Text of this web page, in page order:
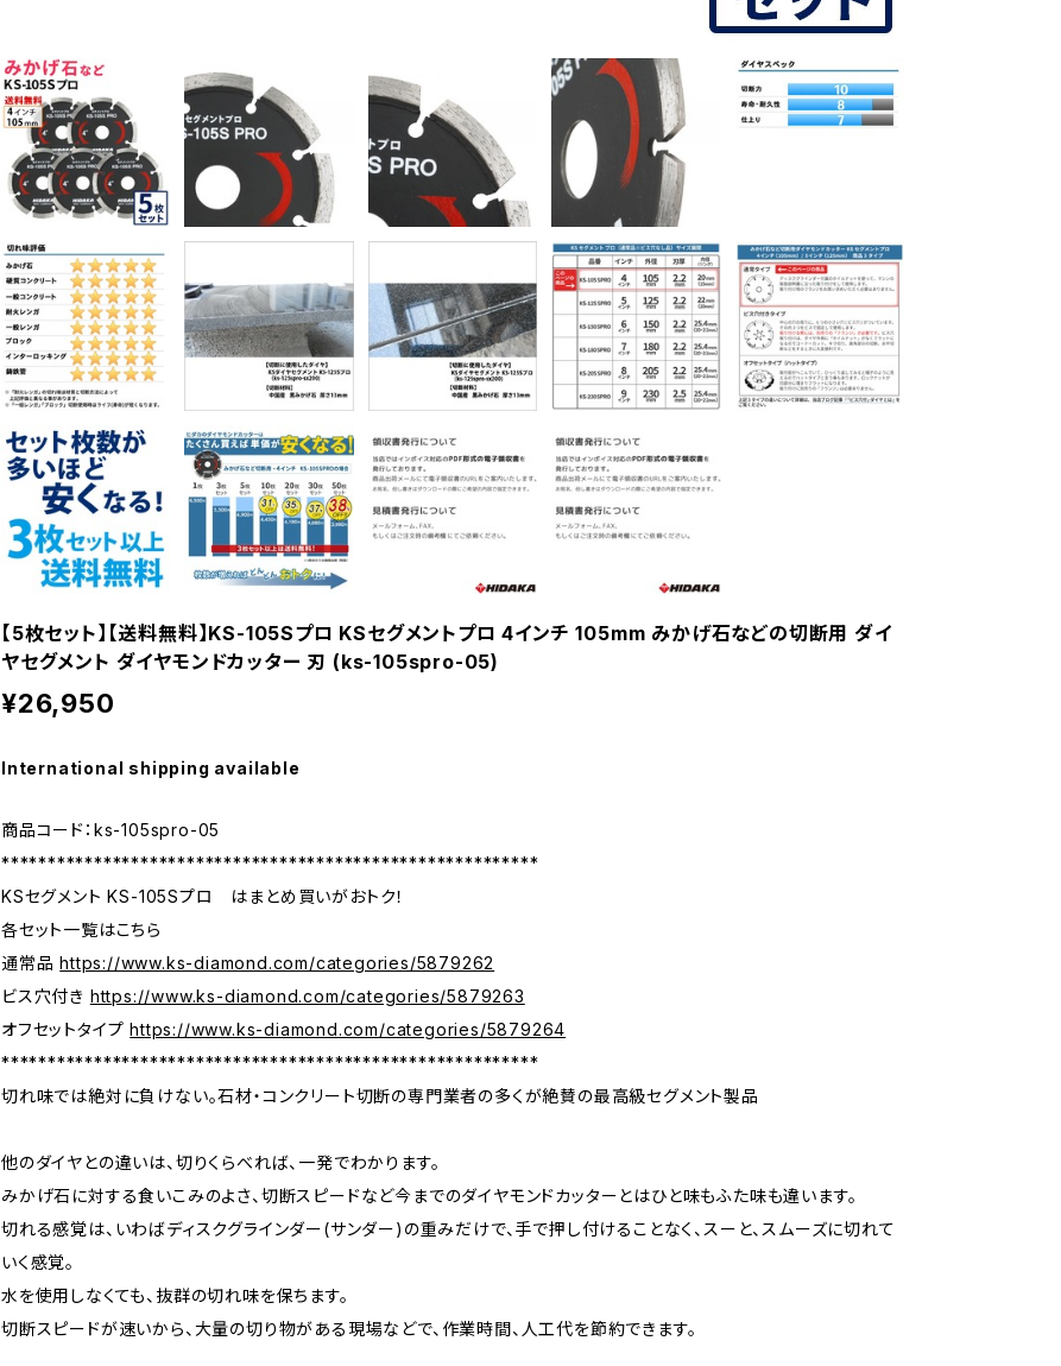
【5枚セット】【送料無料】KS-105Sプロ KSセグメントプロ 4インチ 105mm みかげ石などの切断用 ダイ
ヤセグメント ダイヤモンドカッター 刃 (ks-105spro-05)
¥26,950
International shipping available
商品コード：ks-105spro-05
**********************************************************
KSセグメント KS-105Sプロ はまとめ買いがおトク！
各セット一覧はこちら
通常品https://www.ks-diamond.com/categories/5879262
ビス穴付き https://www.ks-diamond.com/categories/5879263
オフセットタイプhttps://www.ks-diamond.com/categories/5879264
**********************************************************
切れ味では絶対に負けない。石材・コンクリート切断の専門業者の多くが絶賛の最高級セグメント製品
他のダイヤとの違いは、切りくらべれば、一発でわかります。
みかげ石に対する食いこみのよさ、切断スピードなど今までのダイヤモンドカッターとはひと味もふた味も違います。
切れる感覚は、いわばディスクグラインダー(サンダー)の重みだけで、手で押し付けることなく、スーと、スムーズに切れて
いく感覚。
水を使用しなくても、抜群の切れ味を保ちます。
切断スピードが速いから、大量の切り物がある現場などで、作業時間、人工代を節約できます。